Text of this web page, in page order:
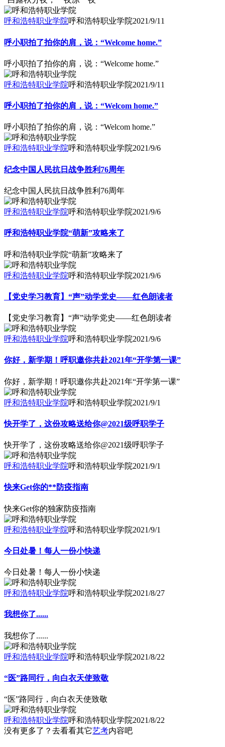
呼和浩特职业学院呼和浩特职业学院2021/9/11
呼小职拍了拍你的肩，说：“Welcome home.”
呼小职拍了拍你的肩，说：“Welcome home.”
呼和浩特职业学院呼和浩特职业学院2021/9/11
呼小职拍了拍你的肩，说：“Welcom home.”
呼小职拍了拍你的肩，说：“Welcom home.”
呼和浩特职业学院呼和浩特职业学院2021/9/6
纪念中国人民抗日战争胜利76周年
纪念中国人民抗日战争胜利76周年
呼和浩特职业学院呼和浩特职业学院2021/9/6
呼和浩特职业学院“萌新”攻略来了
呼和浩特职业学院“萌新”攻略来了
呼和浩特职业学院呼和浩特职业学院2021/9/6
【党史学习教育】“声”动学党史——红色朗读者
【党史学习教育】“声”动学党史——红色朗读者
呼和浩特职业学院呼和浩特职业学院2021/9/6
你好，新学期！呼职邀你共赴2021年“开学第一课”
你好，新学期！呼职邀你共赴2021年“开学第一课”
呼和浩特职业学院呼和浩特职业学院2021/9/1
快开学了，这份攻略送给你@2021级呼职学子
快开学了，这份攻略送给你@2021级呼职学子
呼和浩特职业学院呼和浩特职业学院2021/9/1
快来Get你的**防疫指南
快来Get你的独家防疫指南
呼和浩特职业学院呼和浩特职业学院2021/9/1
今日处暑！每人一份小快递
今日处暑！每人一份小快递
呼和浩特职业学院呼和浩特职业学院2021/8/27
我想你了......
我想你了......
呼和浩特职业学院呼和浩特职业学院2021/8/22
“医”路同行，向白衣天使致敬
“医”路同行，向白衣天使致敬
呼和浩特职业学院呼和浩特职业学院2021/8/22
没有更多了？去看看其它艺考内容吧